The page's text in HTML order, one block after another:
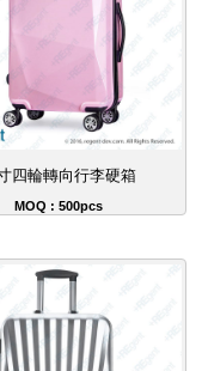
四輪轉向行李硬箱
MOQ : 500pcs